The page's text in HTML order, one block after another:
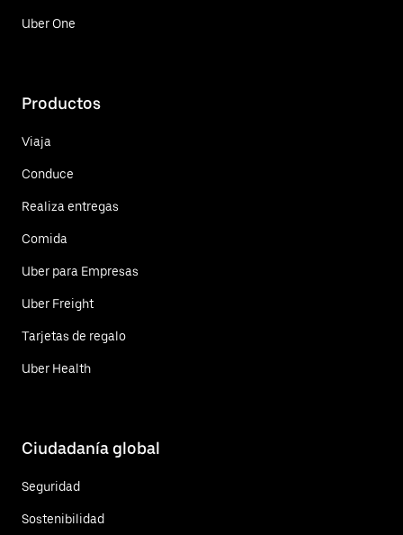
Uber One
Productos
Viaja
Conduce
Realiza entregas
Comida
Uber para Empresas
Uber Freight
Tarjetas de regalo
Uber Health
Ciudadanía global
Seguridad
Sostenibilidad